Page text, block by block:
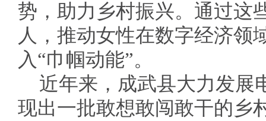
势，助力乡村振兴。通过这
人，推动女性在数字经济领
入“巾帼动能”。
近年来，成武县大力发展
现出一批敢想敢闯敢干的乡